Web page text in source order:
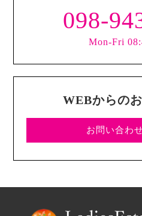
098-
Mon-Fri
WEBからの
お問い合わ